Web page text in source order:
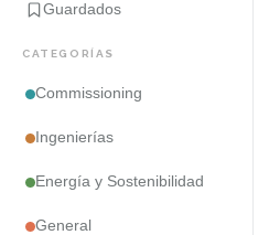
Guardados
CATEGORÍAS
Commissioning
Ingenierías
Energía y Sostenibilidad
General